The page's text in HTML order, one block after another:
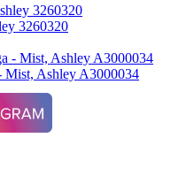
3260320
Mist, Ashley A3000034